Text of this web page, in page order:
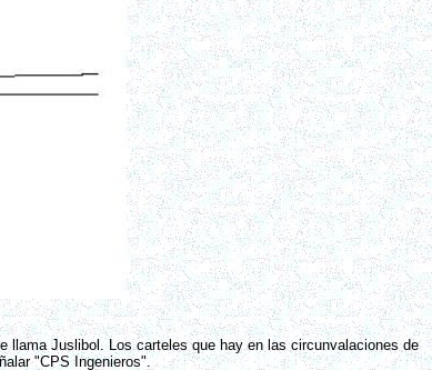
llama Juslibol. Los carteles que hay en las circunvalaciones de
"CPS Ingenieros".